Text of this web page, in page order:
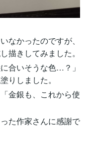
なかったのですが、
描きしてみました。
合いそうな色…？」
りしました。
金銀も、これから使
た作家さんに感謝で